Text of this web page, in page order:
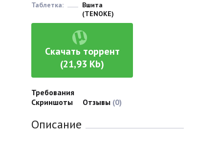
Таблетка:
Вшита
(TENOKE)
Скачать торрент
(21,93 Kb)
Требования
Скриншоты
Отзывы (0)
Описание